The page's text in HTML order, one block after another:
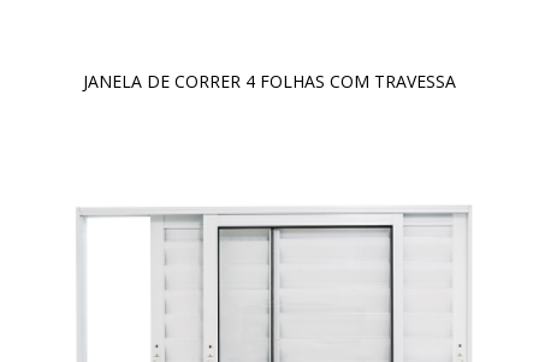
JANELA DE CORRER 4 FOLHAS COM TRAVESSA